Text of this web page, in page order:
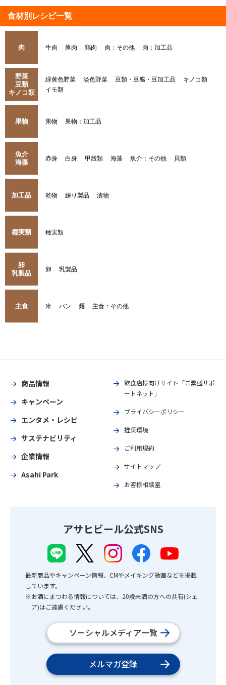
食材別レシピ一覧
肉 牛肉 豚肉 鶏肉 肉：その他 肉：加工品
野菜
豆類
キノコ類
緑黄色野菜 淡色野菜 豆類・豆腐・豆加工品
キノコ類
イモ類
果物 果物 果物：加工品
魚介
海藻
赤身 白身 甲殻類 海藻 魚介：その他 貝類
加工品 乾物 練り製品 漬物
種実類 種実類
卵
乳製品
卵 乳製品
主食 米 パン 麺 主食：その他
商品情報
キャンペーン
エンタメ・レシピ
サステナビリティ
企業情報
Asahi Park
飲食店様向けサイト「ご繁盛サポ
ートネット」
プライバシーポリシー
推奨環境
ご利用規約
サイトマップ
お客様相談室
アサヒビール公式SNS
最新商品やキャンペーン情報、CMやメイキング動画などを掲載
しています。
※お酒にまつわる情報については、20歳未満の方への共有(シェ
ア)はご遠慮ください。
ソーシャルメディア一覧
メルマガ登録